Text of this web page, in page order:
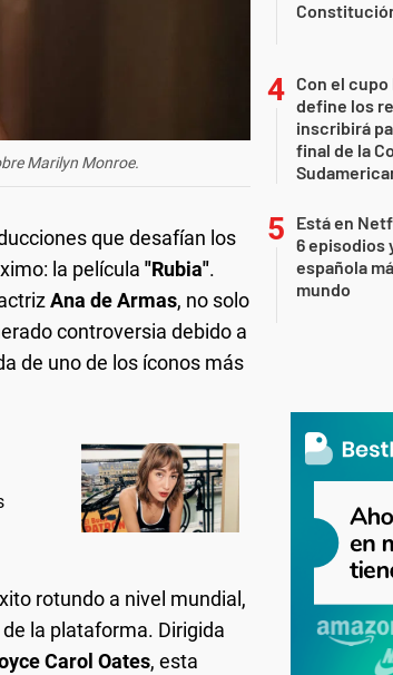
Marilyn Monroe.
que desafían los
la película "Rubia".
Ana de Armas, no solo
controversia debido a
de uno de los íconos más
rotundo a nivel mundial,
la plataforma. Dirigida
Carol Oates, esta
Con el
define los
inscribirá
final de la
Está en
6 episodios
española
mundo